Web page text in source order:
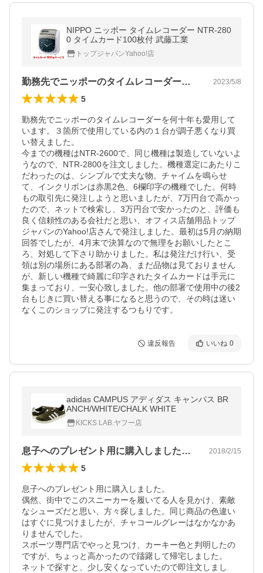
NIPPO ニッポー タイムレコーダー NTR-280
0 タイムカード100枚付 武藤工業
トップジャパンYahoo!店
勤務先でニッポーのタイムレコーダーを何… 2023/5/8
5
勤務先でニッポーのタイムレコーダーを何十年も愛用して
います。３箇所で使用している内の１台が調子悪くなり買
い替えました。
今までの機種はNTR-2600で、同じ機種は製造していないよ
うなので、NTR-2800を注文しました。機種選定にあたりこ
だわったのは、シンプルで丈夫な物。チャイムを鳴らせ
て、インクリボンは赤黒2色、6欄印字の機種でした。何時
もの取引先に発注しようと思いましたが、7万円台で高かっ
たので、ネットで検索し、3万円台で安かったのと、評価も
良く信頼性のある会社だと思い、オフィス店舗用品トップ
ジャパンのYahoo!店さんで発注しました。最初は5月の納期
回答でしたが、4月末で決算なので無理をお願いしたとこ
ろ、対処して下さり助かりました。私は発注だけ行い、受
領は別の場所にある部署の為、まだ品物は見ておりません
が、新しい機種で綺麗に印字されたタイムカードは手元に
集まっており、一安心致しました。他の部署で使用中の後2
台もじきに買い替える事になると思うので、その時は迷い
なくこのショップに発注するつもりです。
違反報告 いいね 0
adidas CAMPUS アディダス キャンパス BR
ANCH/WHITE/CHALK WHITE
KICKS LAB.ヤフー店
息子へのプレゼント用に購入しました。偶… 2018/2/15
5
息子へのプレゼント用に購入しました。
偶然、街中でこのスニーカーを履いてる人を見かけ、素敵
なシューズだと思い、方々探しました。同じ商品の色違い
はすぐに見つけましたが、チャコールグレーはなかなかあ
りませんでした。
スポーツ専門店でやっと見つけ、カーキー色と判明したの
ですが、ちょっと高かったので躊躇して帰宅しました。
ネットで探すと、少し安くなっていたので即注文しまし